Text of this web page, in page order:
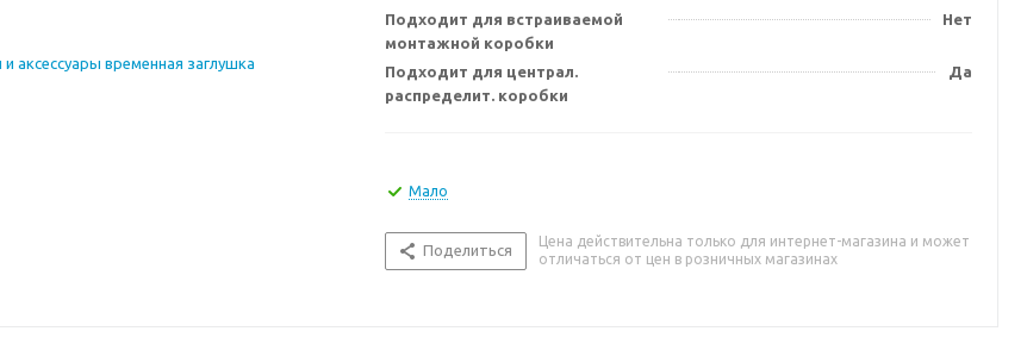
Подходит для встраиваемой
монтажной коробки
Нет
Подходит для централ.
распределит. коробки
Да
Мало
Поделиться
Цена действительна только для интернет-магазина и может
отличаться от цен в розничных магазинах